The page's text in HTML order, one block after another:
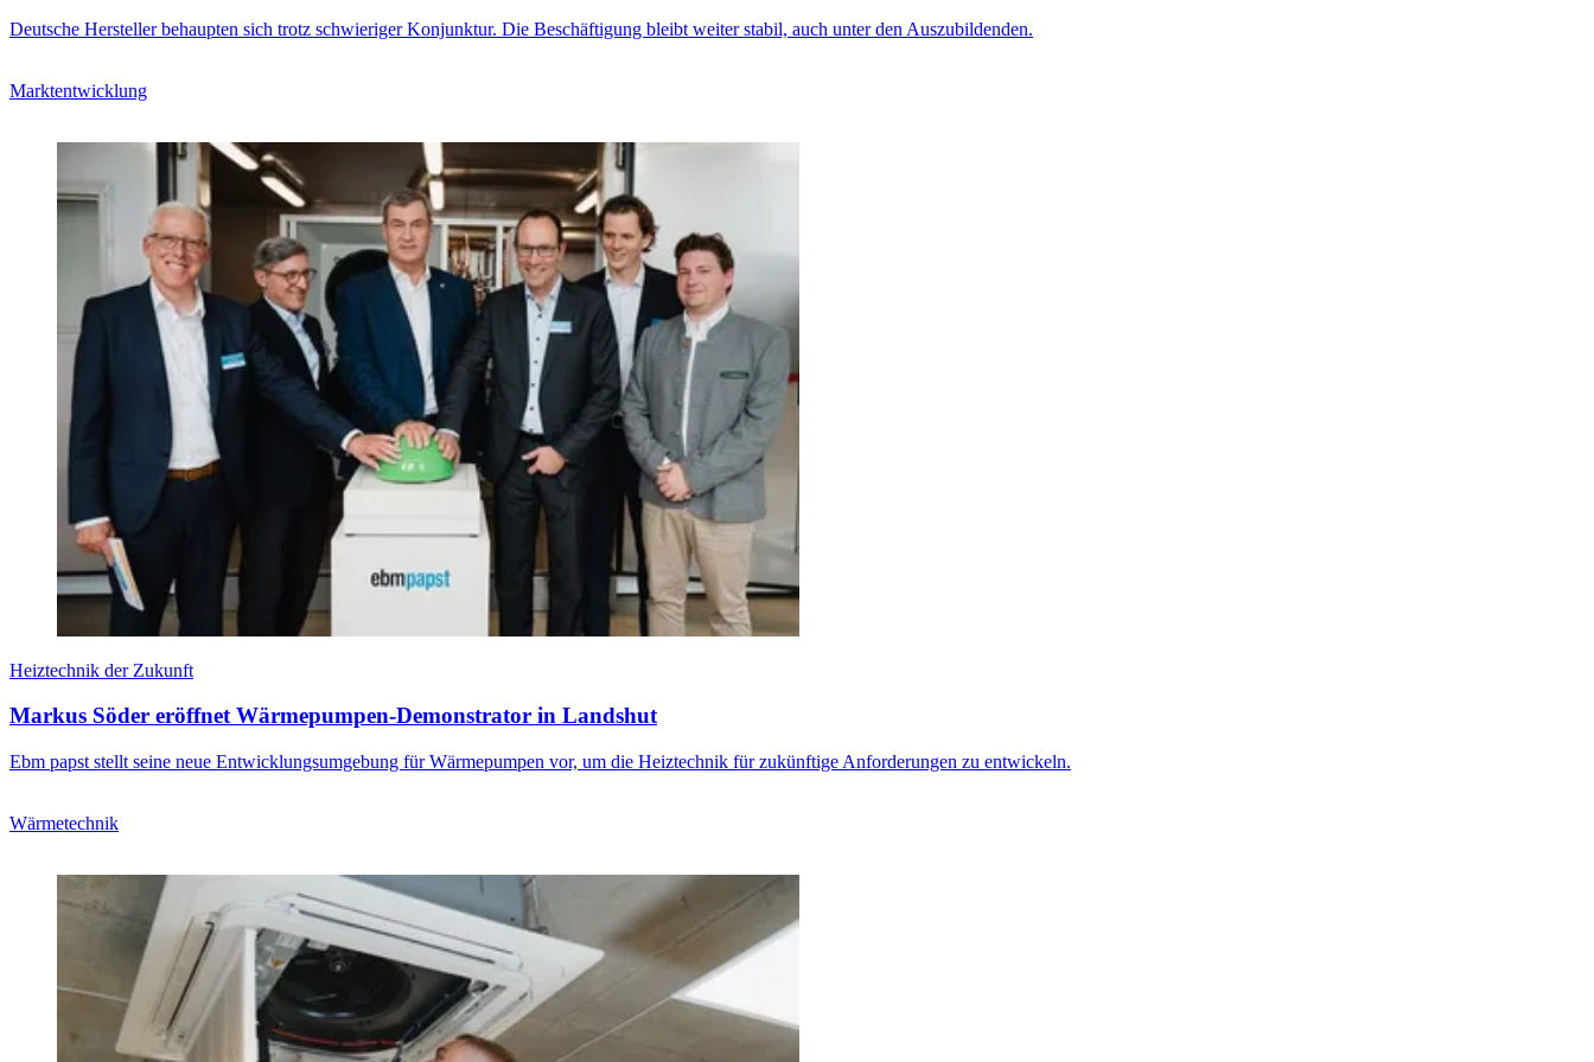
Deutsche Hersteller behaupten sich trotz schwieriger Konjunktur. Die Beschäftigung bleibt weiter stabil, auch unter den Auszubildenden.
Marktentwicklung
Heiztechnik der Zukunft
Markus Söder eröffnet Wärmepumpen-Demonstrator in Landshut
Ebm papst stellt seine neue Entwicklungsumgebung für Wärmepumpen vor, um die Heiztechnik für zukünftige Anforderungen zu entwickeln.
Wärmetechnik